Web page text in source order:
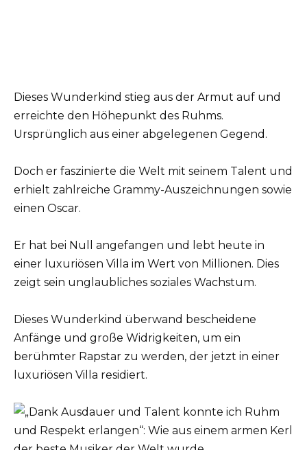
Dieses Wunderkind stieg aus der Armut auf und
erreichte den Höhepunkt des Ruhms.
Ursprünglich aus einer abgelegenen Gegend.
Doch er faszinierte die Welt mit seinem Talent und
erhielt zahlreiche Grammy-Auszeichnungen sowie
einen Oscar.
Er hat bei Null angefangen und lebt heute in
einer luxuriösen Villa im Wert von Millionen. Dies
zeigt sein unglaubliches soziales Wachstum.
Dieses Wunderkind überwand bescheidene
Anfänge und große Widrigkeiten, um ein
berühmter Rapstar zu werden, der jetzt in einer
luxuriösen Villa residiert.